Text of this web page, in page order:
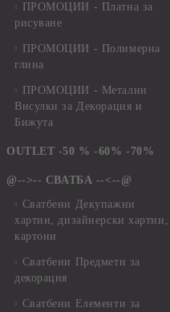
ПРОМОЦИИ - Платна за
рисуване
ПРОМОЦИИ - Полимерна
глина
ПРОМОЦИИ - Метални
Висулки за Декорация и
Бижута
OUTLET -50 % -60% -70%
@-->-- СВАТБА --<--@
Сватбени Декупажни
хартии, дизайнерски хартии,
картони
Сватбени Предмети за
декорация
Сватбени Елементи за